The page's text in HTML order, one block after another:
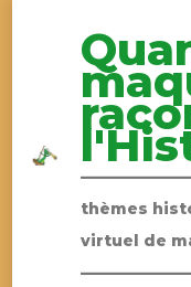
thèmes
virtuel de